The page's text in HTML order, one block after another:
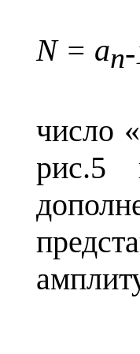
N = an
число
рис.5